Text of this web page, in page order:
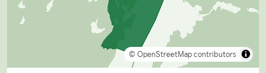
© OpenStreetMap contributors